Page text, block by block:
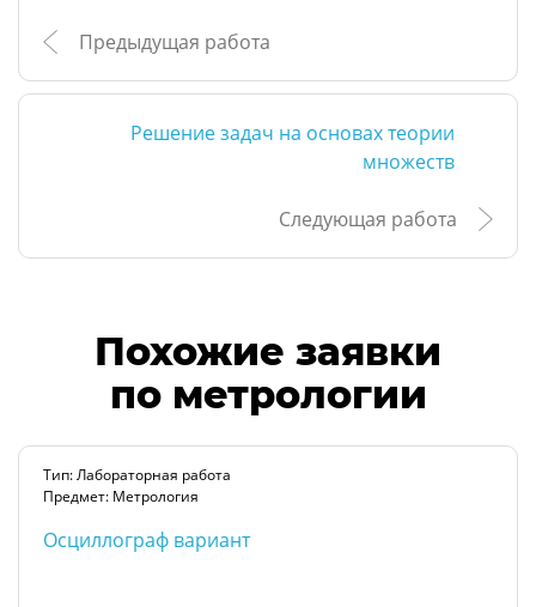
Предыдущая работа
Решение задач на основах теории
множеств
Следующая работа
Похожие заявки
по метрологии
Тип: Лабораторная работа
Предмет: Метрология
Осциллограф вариант